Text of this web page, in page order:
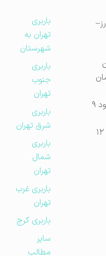
باربری
تهران به
شهرستان
باربری
جنوب
تهران
باربری
شرق تهران
باربری
شمال
تهران
باربری غرب
تهران
باربری کرج
مطالب